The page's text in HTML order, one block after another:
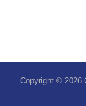
Copyright © 2026